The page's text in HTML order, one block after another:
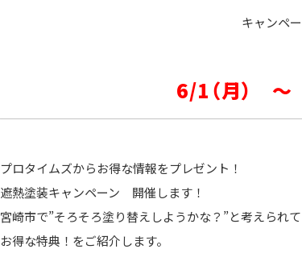
キャンペ
6/1（月） ～
プロタイムズからお得な情報をプレゼント！
遮熱塗装キャンペーン 開催します！
宮崎市で”そろそろ塗り替えしようかな？”と考えられ
お得な特典！をご紹介します。